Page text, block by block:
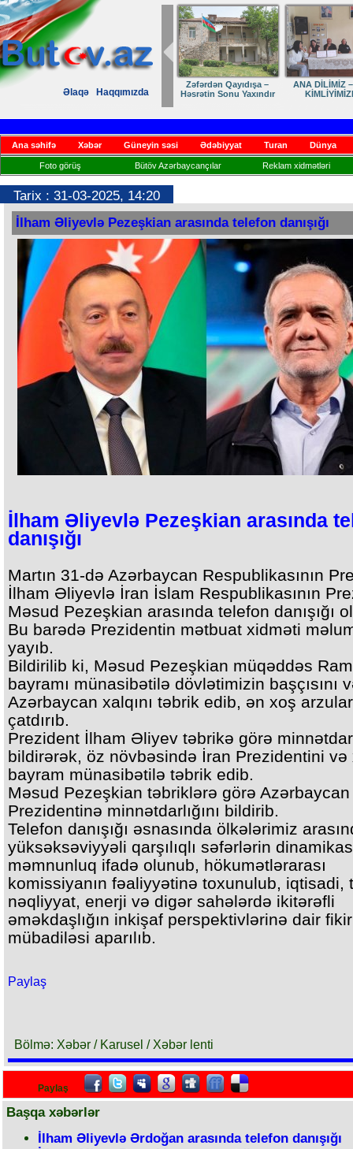
Əlaqə Haqqımızda
Zəfərdən Qayıdışa –
Həsrətin Sonu Yaxındır
ANA DİLİMİZ
Ana səhifə Xəbər Güneyin səsi Ədəbiyyat Turan Dünya
Foto görüş Bütöv Azərbaycançılar Reklam xidmətləri
Tarix : 31-03-2025, 14:20
İlham Əliyevlə Pezeşkian arasında telefon danışığı
İlham Əliyevlə Pezeşkian arasında
danışığı
Martın 31-də Azərbaycan Respublikasının
İlham Əliyevlə İran İslam Respublikasının
Məsud Pezeşkian arasında telefon danışığı
Bu barədə Prezidentin mətbuat xidməti
yayıb.
Bildirilib ki, Məsud Pezeşkian müqəddəs
bayramı münasibətilə dövlətimizin başçısını
Azərbaycan xalqını təbrik edib, ən xoş
çatdırıb.
Prezident İlham Əliyev təbrikə görə
bildirərək, öz növbəsində İran Prezidentini və
bayram münasibətilə təbrik edib.
Məsud Pezeşkian təbriklərə görə Azərbaycan
Prezidentinə minnətdarlığını bildirib.
Telefon danışığı əsnasında ölkələrimiz
yüksəksəviyyəli qarşılıqlı səfərlərin
məmnunluq ifadə olunub, hökumətlərarası
komissiyanın fəaliyyətinə toxunulub, iqtisadi,
nəqliyyat, enerji və digər sahələrdə ikitərəfli
əməkdaşlığın inkişaf perspektivlərinə dair fikir
mübadiləsi aparılıb.
Paylaş
Bölmə: Xəbər / Karusel / Xəbər lenti
Paylaş
Başqa xəbərlər
İlham Əliyevlə Ərdoğan arasında telefon danışığı